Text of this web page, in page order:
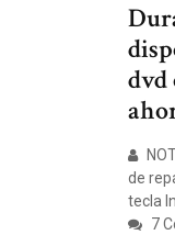
dvd
de
tecla
7